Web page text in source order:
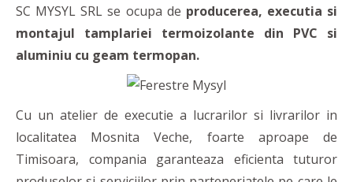
SC MYSYL SRL se ocupa de producerea, executia si
montajul tamplariei termoizolante din PVC si
aluminiu cu geam termopan.
Cu un atelier de executie a lucrarilor si livrarilor in
localitatea Mosnita Veche, foarte aproape de
Timisoara, compania garanteaza eficienta tuturor